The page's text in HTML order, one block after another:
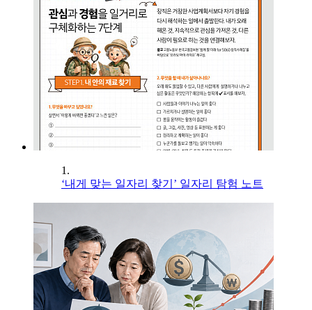
1.
‘내게 맞는 일자리 찾기’ 일자리 탐험 노트